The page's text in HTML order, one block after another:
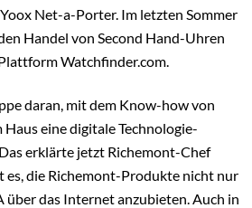
Net-a-Porter. Im letzten Sommer
Handel von Second Hand-Uhren
Watchfinder.com.
daran, mit dem Know-how von
eine digitale Technologie-
erklärte jetzt Richemont-Chef
es, die Richemont-Produkte nicht nur
über das Internet anzubieten. Auch in